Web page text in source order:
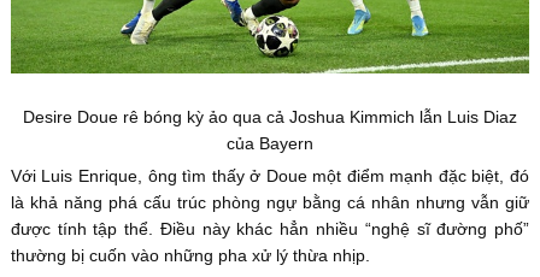
Desire Doue rê bóng kỳ ảo qua cả Joshua Kimmich lẫn Luis Diaz
của Bayern
Với Luis Enrique, ông tìm thấy ở Doue một điểm mạnh đặc biệt, đó
là khả năng phá cấu trúc phòng ngự bằng cá nhân nhưng vẫn giữ
được tính tập thể. Điều này khác hẳn nhiều “nghệ sĩ đường phố”
thường bị cuốn vào những pha xử lý thừa nhịp.